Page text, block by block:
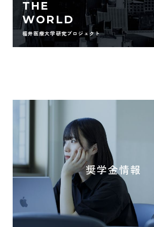
THE
WORLD
福井医療大学研究プロジェクト
奨学金情報